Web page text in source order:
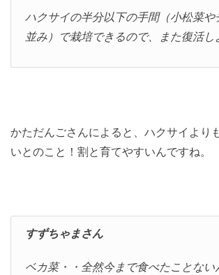
ハクサイの半分以下の手間（小松菜や
並み）で栽培できるので、また復活し
かただんごさんによると、ハクサイより
いとのこと！割と育てやすいんですね。
すずちゃまさん
ベカ菜・・全然今まで食べたことない